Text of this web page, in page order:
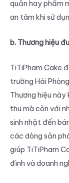
quản hay phẩm
an tâm khi sử
b. Thương hiệu
TiTiPham Cake
trường Hải
Thương hiệu
thu mà còn với
sinh nhật đến
các dòng sản
giúp TiTiPham
đình và doanh